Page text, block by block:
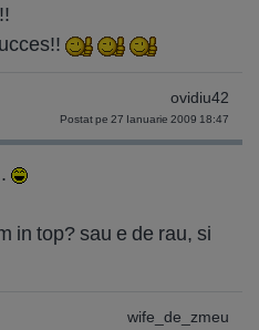
ovidiu42
Postat pe 27 Ianuarie 2009 18:47
in top? sau e de rau, si
wife_de_zmeu